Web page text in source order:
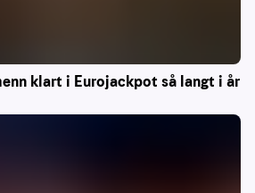
klart i Eurojackpot så langt i år